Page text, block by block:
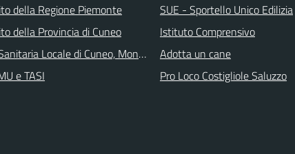
della Regione Piemonte
della Provincia di Cuneo
Locale di Cuneo, Mondovì e Savigliano
e TASI
SUE - Sportello Unico Edilizia
Istituto Comprensivo
Adotta un cane
Pro Loco Costigliole Saluzzo